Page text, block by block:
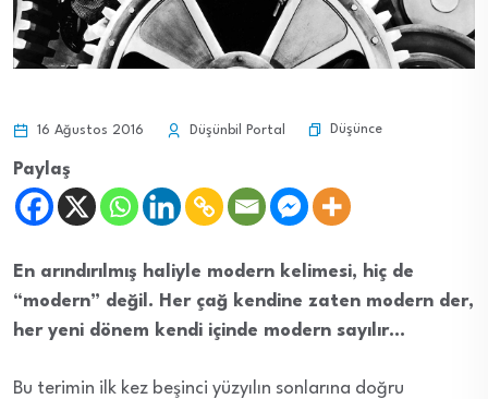
16 Ağustos 2016 Düşünbil Portal Düşünce
Paylaş
En arındırılmış haliyle modern kelimesi, hiç de
“modern” değil. Her çağ kendine zaten modern der,
her yeni dönem kendi içinde modern sayılır…
Bu terimin ilk kez beşinci yüzyılın sonlarına doğru